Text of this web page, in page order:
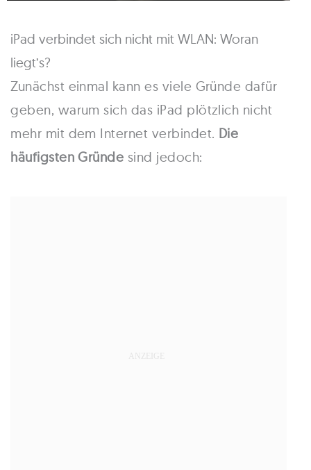
iPad verbindet sich nicht mit WLAN: Woran
liegt’s?
Zunächst einmal kann es viele Gründe dafür
geben, warum sich das iPad plötzlich nicht
mehr mit dem Internet verbindet. Die
häufigsten Gründe sind jedoch: